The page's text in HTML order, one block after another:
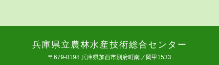
兵庫県⽴農林⽔産技術総合センター
〒679-0198 兵庫県加⻄市別府町南ノ岡甲1533